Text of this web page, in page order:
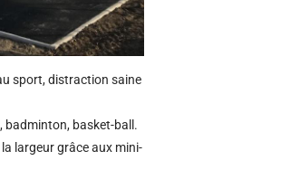
sport, distraction saine
badminton, basket-ball.
largeur grâce aux mini-